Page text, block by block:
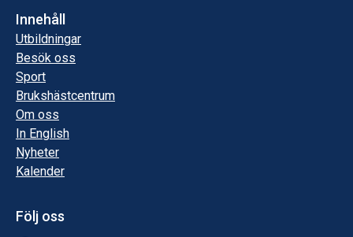
Innehåll
Utbildningar
Besök oss
Sport
Brukshästcentrum
Om oss
In English
Nyheter
Kalender
Följ oss